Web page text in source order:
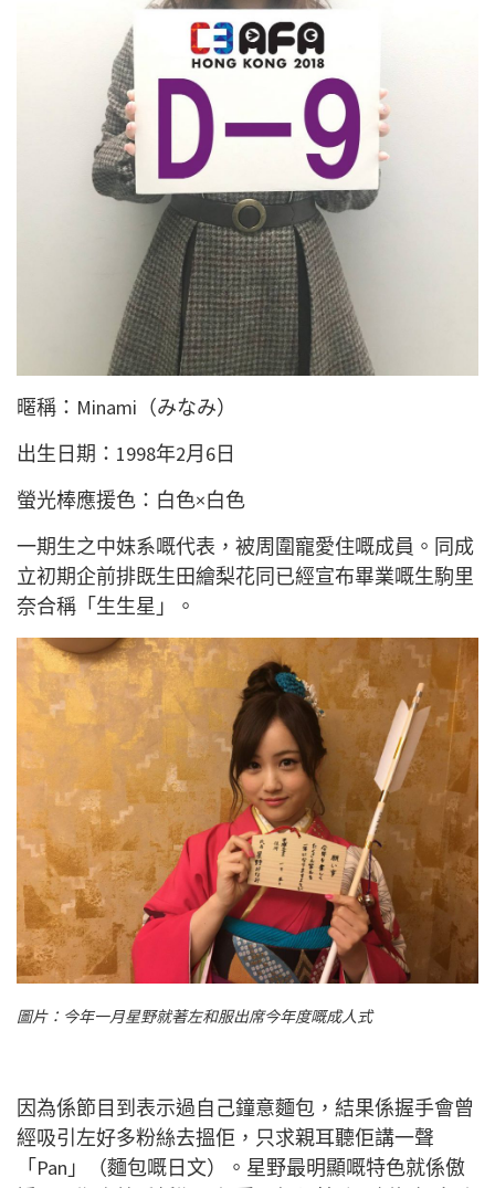
暱稱：Minami（みなみ）
出生日期：1998年2月6日
螢光棒應援色：白色×白色
一期生之中妹系嘅代表，被周圍寵愛住嘅成員。同成
立初期企前排既生田繪梨花同已經宣布畢業嘅生駒里
奈合稱「生生星」。
圖片：今年一月星野就著左和服出席今年度嘅成人式
因為係節目到表示過自己鐘意麵包，結果係握手會曾
經吸引左好多粉絲去搵佢，只求親耳聽佢講一聲
「Pan」（麵包嘅日文）。星野最明顯嘅特色就係傲